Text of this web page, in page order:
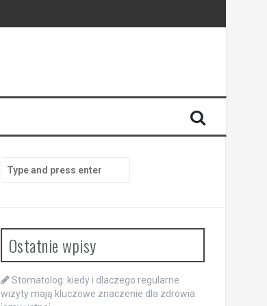
for:
Ostatnie wpisy
Stomatolog: kiedy i dlaczego regularne
wizyty mają kluczowe znaczenie dla zdrowia